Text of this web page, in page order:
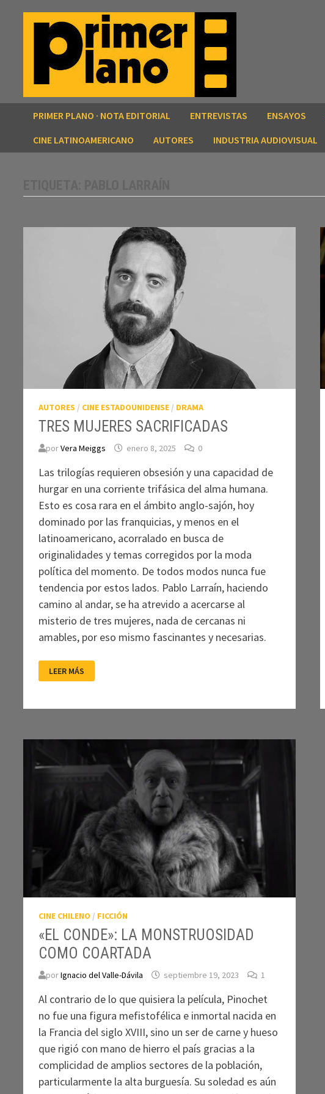
PRIMER PLANO · NOTA EDITORIAL ENTREVISTAS ENSAYOS
CINE LATINOAMERICANO
AUTORES INDUSTRIA AUDIOVISUAL
AUTORES / CINE ESTADOUNIDENSE / DRAMA
TRES MUJERES SACRIFICADAS
porVera Meiggs enero 8, 2025 0
Las trilogías requieren obsesión y una capacidad de
hurgar en una corriente trifásica del alma humana.
Esto es cosa rara en el ámbito anglo-sajón, hoy
dominado por las franquicias, y menos en el
latinoamericano, acorralado en busca de
originalidades y temas corregidos por la moda
política del momento. De todos modos nunca fue
tendencia por estos lados. Pablo Larraín, haciendo
camino al andar, se ha atrevido a acercarse al
misterio de tres mujeres, nada de cercanas ni
amables, por eso mismo fascinantes y necesarias.
MUJERES
SACRIFICADAS
LEER MÁS
CINE CHILENO / FICCIÓN
«EL CONDE»: LA MONSTRUOSIDAD
COMO COARTADA
porIgnacio del Valle-Dávila septiembre 19, 2023 1
Al contrario de lo que quisiera la película, Pinochet
no fue una figura mefistofélica e inmortal nacida en
la Francia del siglo XVIII, sino un ser de carne y hueso
que rigió con mano de hierro el país gracias a la
complicidad de amplios sectores de la población,
particularmente la alta burguesía. Su soledad es aún